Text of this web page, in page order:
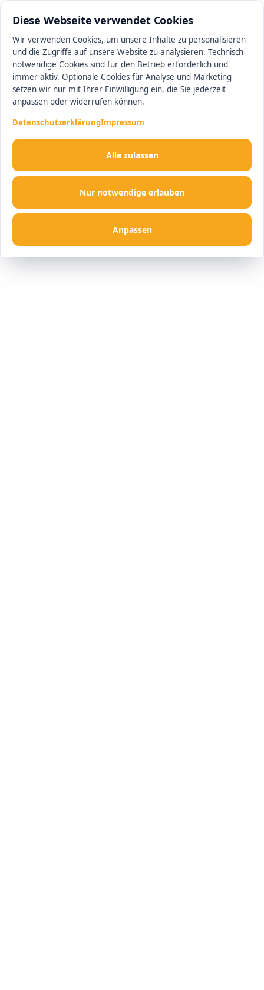
Diese Webseite verwendet Cookies
Wir verwenden Cookies, um unsere Inhalte zu personalisieren
und die Zugriffe auf unsere Website zu analysieren. Technisch
notwendige Cookies sind für den Betrieb erforderlich und
immer aktiv. Optionale Cookies für Analyse und Marketing
setzen wir nur mit Ihrer Einwilligung ein, die Sie jederzeit
anpassen oder widerrufen können.
DatenschutzerklärungImpressum
Nur notwendige erlauben
Anpassen
Alle zulassen